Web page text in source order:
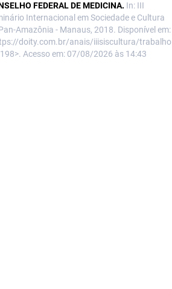
FEDERAL DE MEDICINA. In: III
Internacional em Sociedade e Cultura
Amazônia - Manaus, 2018. Disponível em:
doity.com.br/anais/iiisiscultura/trabalho
Acesso em: 07/08/2026 às 14:43